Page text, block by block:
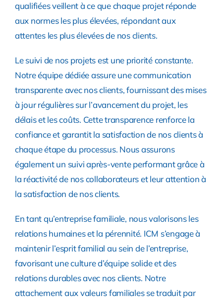
qualifiées veillent à ce que chaque projet réponde
aux normes les plus élevées, répondant aux
attentes les plus élevées de nos clients.
Le suivi de nos projets est une priorité constante.
Notre équipe dédiée assure une communication
transparente avec nos clients, fournissant des mises
à jour régulières sur l’avancement du projet, les
délais et les coûts. Cette transparence renforce la
confiance et garantit la satisfaction de nos clients à
chaque étape du processus. Nous assurons
également un suivi après-vente performant grâce à
la réactivité de nos collaborateurs et leur attention à
la satisfaction de nos clients.
En tant qu’entreprise familiale, nous valorisons les
relations humaines et la pérennité. ICM s’engage à
maintenir l’esprit familial au sein de l’entreprise,
favorisant une culture d’équipe solide et des
relations durables avec nos clients. Notre
attachement aux valeurs familiales se traduit par